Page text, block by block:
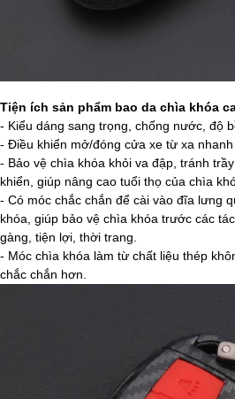
Tiện ích sản phẩm bao da chìa khóa
- Kiểu dáng sang trọng, chống nước, độ
- Điều khiển mở/đóng cửa xe từ xa nhanh
- Bảo vệ chìa khóa khỏi va đập, tránh
khiển, giúp nâng cao tuổi thọ của chìa
- Có móc chắc chắn để cài vào đĩa lưng
khóa, giúp bảo vệ chìa khóa trước các
gàng, tiện lợi, thời trang.
- Móc chìa khóa làm từ chất liệu thép
chắc chắn hơn.